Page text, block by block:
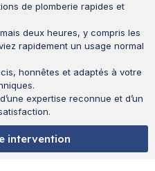
de plomberie rapides et
deux heures, y compris les
rapidement un usage normal
honnêtes et adaptés à votre
expertise reconnue et d’un
intervention